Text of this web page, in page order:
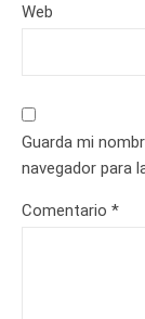
Web
Guarda mi
navegador para
Comentario *